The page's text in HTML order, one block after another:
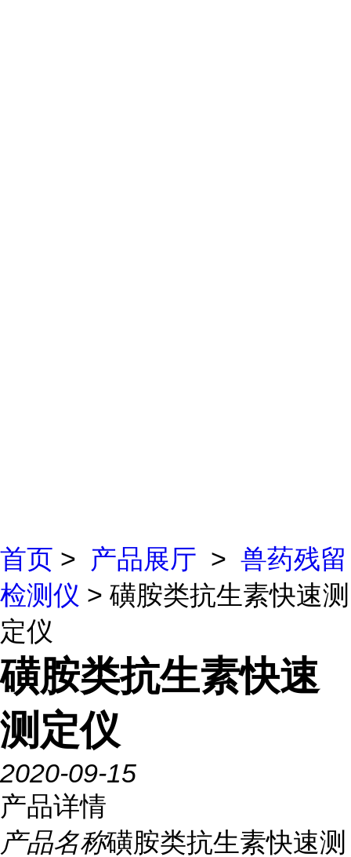
首页 > 产品展厅 > 兽药残留
检测仪 > 磺胺类抗生素快速测
定仪
磺胺类抗生素快速
测定仪
2020-09-15
产品详情
产品名称磺胺类抗生素快速测